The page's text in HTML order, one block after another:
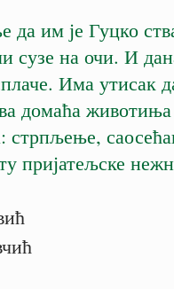
да им је Гуцко
сузе на очи. И
Има утисак
домаћа
стрпљење,
пријатељске